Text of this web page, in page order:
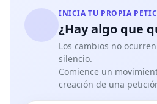
INICIA TU PROPIA
¿Hay algo que
Los cambios no
silencio.
Comience un
creación de una